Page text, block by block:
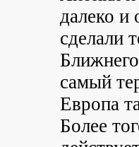
далеко
сделали
самый
Европа
Более